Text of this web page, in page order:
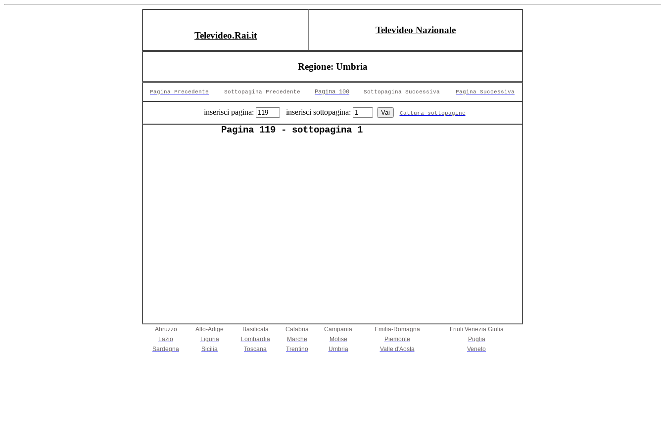
Televideo.Rai.it
Televideo Nazionale
Regione: Umbria
Pagina Precedente Sottopagina Precedente Pagina 100 Sottopagina Successiva Pagina Successiva
inserisci pagina: inserisci sottopagina: Cattura sottopagine
Pagina 119 - sottopagina 1
Abruzzo Alto-Adige Basilicata Calabria Campania Emilia-Romagna
Friuli Venezia Giulia
Lazio
Liguria Lombardia Marche Molise Piemonte
Puglia
Sardegna
Sicilia Toscana Trentino Umbria Valle d'Aosta Veneto